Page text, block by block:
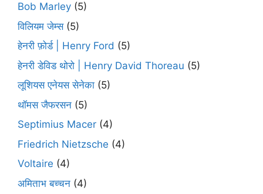
Bob Marley (5)
विलियम जेम्स(5)
हेनरी फ़ोर्ड | Henry Ford (5)
हेनरी डेविड थोरो | Henry David Thoreau (5)
लूशियस एनेयस सेनेका (5)
थॉमस जैफरसन (5)
Septimius Macer (4)
Friedrich Nietzsche (4)
Voltaire (4)
अमिताभ बच्चन (4)